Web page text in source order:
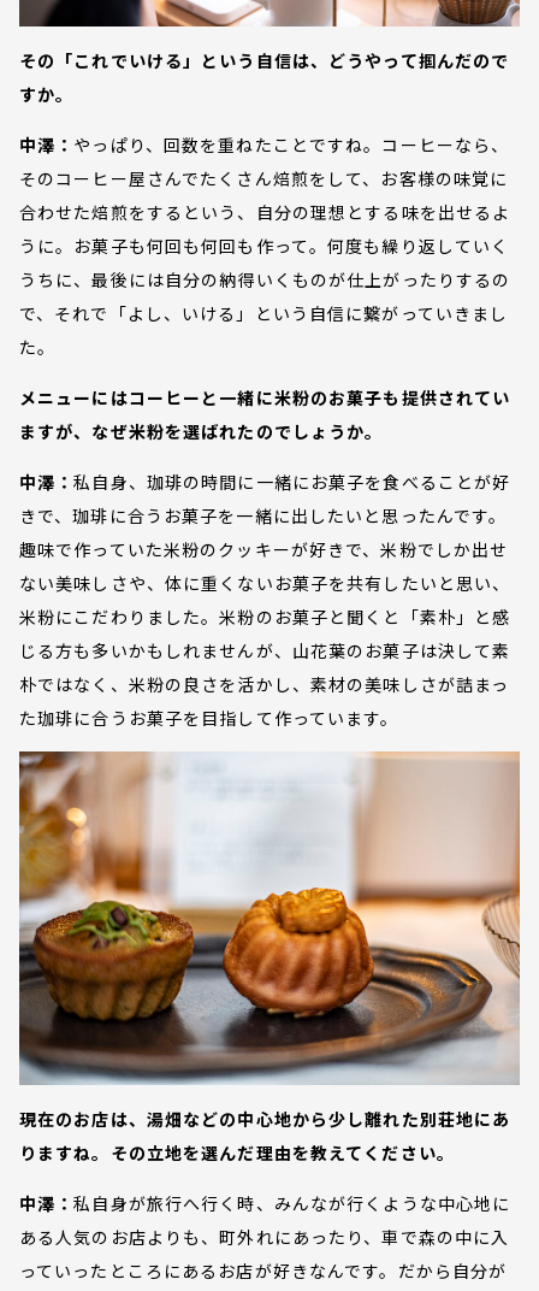
その「これでいける」という自信は、どうやって掴んだので
すか。
中澤： やっぱり、回数を重ねたことですね。コーヒーなら、
そのコーヒー屋さんでたくさん焙煎をして、お客様の味覚に
合わせた焙煎をするという、自分の理想とする味を出せるよ
うに。お菓子も何回も何回も作って。何度も繰り返していく
うちに、最後には自分の納得いくものが仕上がったりするの
で、それで「よし、いける」という自信に繋がっていきまし
た。
メニューにはコーヒーと一緒に米粉のお菓子も提供されてい
ますが、なぜ米粉を選ばれたのでしょうか。
中澤：私自身、珈琲の時間に一緒にお菓子を食べることが好
きで、珈琲に合うお菓子を一緒に出したいと思ったんです。
趣味で作っていた米粉のクッキーが好きで、米粉でしか出せ
ない美味しさや、体に重くないお菓子を共有したいと思い、
米粉にこだわりました。米粉のお菓子と聞くと「素朴」と感
じる方も多いかもしれませんが、山花葉のお菓子は決して素
朴ではなく、米粉の良さを活かし、素材の美味しさが詰まっ
た珈琲に合うお菓子を目指して作っています。
現在のお店は、湯畑などの中心地から少し離れた別荘地にあ
りますね。その立地を選んだ理由を教えてください。
中澤：私自身が旅行へ行く時、みんなが行くような中心地に
ある人気のお店よりも、町外れにあったり、車で森の中に入
っていったところにあるお店が好きなんです。だから自分が